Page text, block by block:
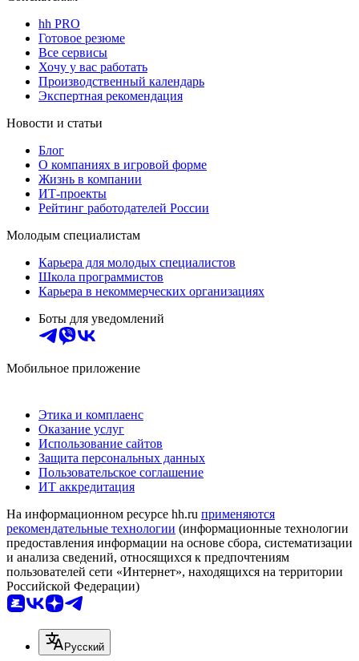
hh PRO
Готовое резюме
Все сервисы
Хочу у вас работать
Производственный календарь
Экспертная рекомендация
Новости и статьи
Блог
О компаниях в игровой форме
Жизнь в компании
ИТ-проекты
Рейтинг работодателей России
Молодым специалистам
Карьера для молодых специалистов
Школа программистов
Карьера в некоммерческих организациях
Боты для уведомлений
Мобильное приложение
Этика и комплаенс
Оказание услуг
Использование сайтов
Защита персональных данных
Пользовательское соглашение
ИТ аккредитация
На информационном ресурсе hh.ru применяются
рекомендательные технологии (информационные технологии
предоставления информации на основе сбора, систематизации
и анализа сведений, относящихся к предпочтениям
пользователей сети «Интернет», находящихся на территории
Российской Федерации)
Русский